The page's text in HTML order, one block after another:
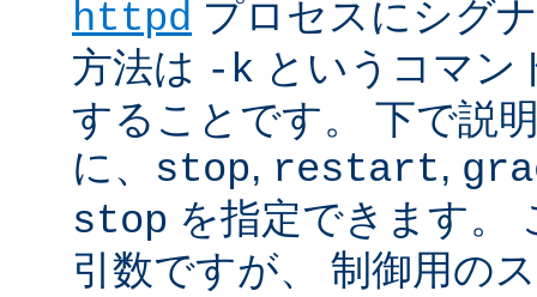
httpd プロセスにシグ
方法は -k というコマン
することです。 下で説
に、 stop, restart,
stop を指定できます。
引数ですが、 制御用の